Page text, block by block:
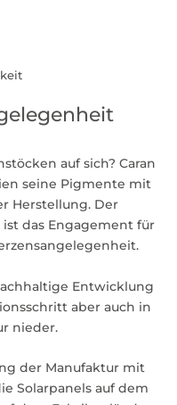
auf sich? Caran
seine Pigmente mit
Herstellung. Der
das Engagement für
Entwicklung
aber auch in
nieder.
der Manufaktur mit
Solarpanels auf dem